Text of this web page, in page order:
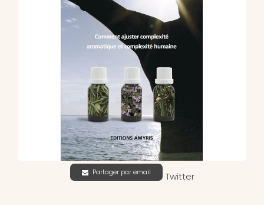
Partager par email Twitter